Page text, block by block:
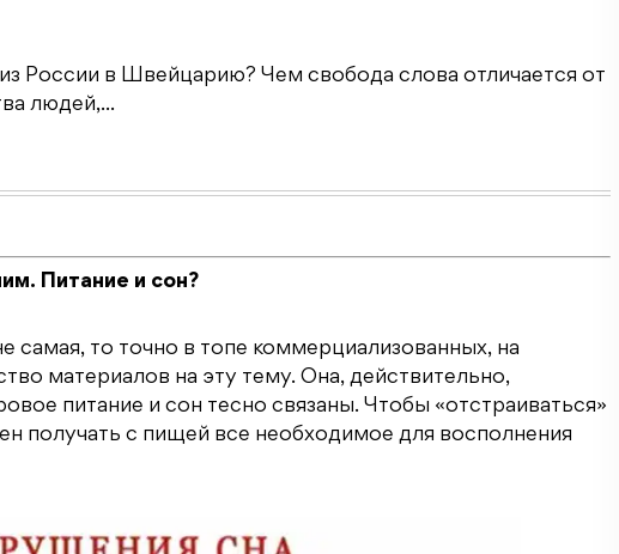
России в Швейцарию? Чем свобода слова отличается от
людей,...
Питание и сон?
самая, то точно в топе коммерциализованных, на
материалов на эту тему. Она, действительно,
питание и сон тесно связаны. Чтобы «отстраиваться»
получать с пищей все необходимое для восполнения